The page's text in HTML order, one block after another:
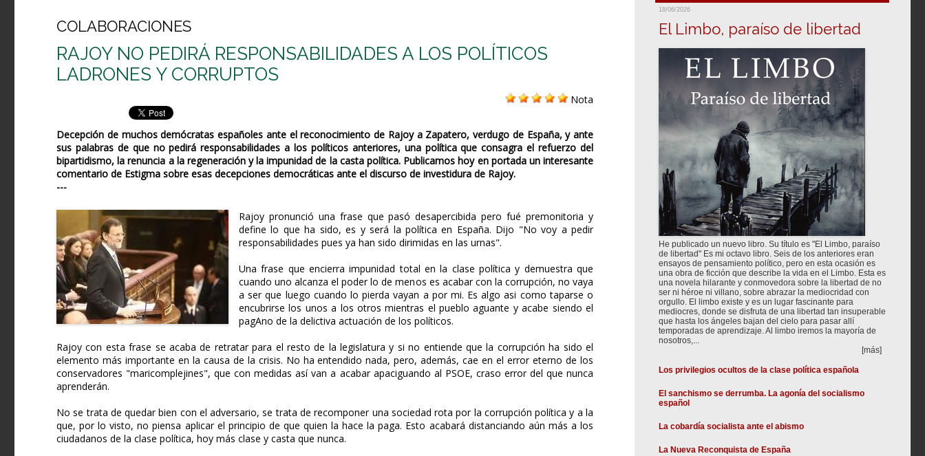
COLABORACIONES
RAJOY NO PEDIRÁ RESPONSABILIDADES A LOS POLÍTICOS
LADRONES Y CORRUPTOS
Nota
Decepción de muchos demócratas españoles ante el reconocimiento de Rajoy a Zapatero, verdugo de España, y ante
sus palabras de que no pedirá responsabilidades a los políticos anteriores, una política que consagra el refuerzo del
bipartidismo, la renuncia a la regeneración y la impunidad de la casta política. Publicamos hoy en portada un interesante
comentario de Estigma sobre esas decepciones democráticas ante el discurso de investidura de Rajoy.
---
Rajoy pronunció una frase que pasó desapercibida pero fué premonitoria y
define lo que ha sido, es y será la política en España. Dijo "No voy a pedir
responsabilidades pues ya han sido dirimidas en las urnas".
Una frase que encierra impunidad total en la clase política y demuestra que
cuando uno alcanza el poder lo de menos es acabar con la corrupción, no vaya
a ser que luego cuando lo pierda vayan a por mi. Es algo asi como taparse o
encubrirse los unos a los otros mientras el pueblo aguante y acabe siendo el
pagAno de la delictiva actuación de los políticos.
Rajoy con esta frase se acaba de retratar para el resto de la legislatura y si no entiende que la corrupción ha sido el
elemento más importante en la causa de la crisis. No ha entendido nada, pero, además, cae en el error eterno de los
conservadores "maricomplejines", que con medidas así van a acabar apaciguando al PSOE, craso error del que nunca
aprenderán.
No se trata de quedar bien con el adversario, se trata de recomponer una sociedad rota por la corrupción política y a la
que, por lo visto, no piensa aplicar el principio de que quien la hace la paga. Esto acabará distanciando aún más a los
ciudadanos de la clase política, hoy más clase y casta que nunca.
18/06/2026
El Limbo, paraíso de libertad
He publicado un nuevo libro. Su título es "El Limbo, paraíso
de libertad" Es mi octavo libro. Seis de los anteriores eran
ensayos de pensamiento político, pero en esta ocasión es
una obra de ficción que describe la vida en el Limbo. Esta es
una novela hilarante y conmovedora sobre la libertad de no
ser ni héroe ni villano, sobre abrazar la mediocridad con
orgullo. El limbo existe y es un lugar fascinante para
mediocres, donde se disfruta de una libertad tan insuperable
que hasta los ángeles bajan del cielo para pasar allí
temporadas de aprendizaje. Al limbo iremos la mayoría de
nosotros,...
[más]
Los privilegios ocultos de la clase política española
El sanchismo se derrumba. La agonía del socialismo
español
La cobardía socialista ante el abismo
La Nueva Reconquista de España